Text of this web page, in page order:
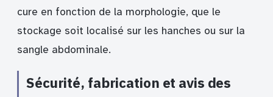
cure en fonction de la morphologie, que le
stockage soit localisé sur les hanches ou sur la
sangle abdominale.
Sécurité, fabrication et avis des